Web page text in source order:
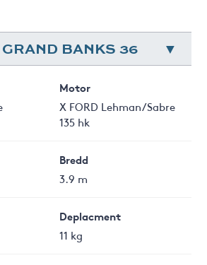
BANKS 36
Motor
X FORD Lehman/Sabre
135 hk
Bredd
3.9 m
Deplacment
11 kg